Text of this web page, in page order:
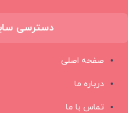
دسترسی
صفحه اصلی
درباره ما
تماس با ما